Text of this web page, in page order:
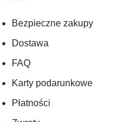
Bezpieczne zakupy
Dostawa
FAQ
Karty podarunkowe
Płatności